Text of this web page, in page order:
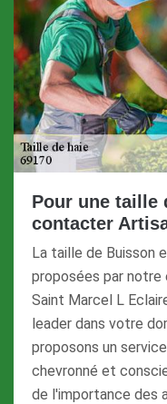
Pour une taille
contacter
La taille de Buisson
proposées par notre
Saint Marcel L
leader dans votre
proposons un
chevronné et
de l'importance des